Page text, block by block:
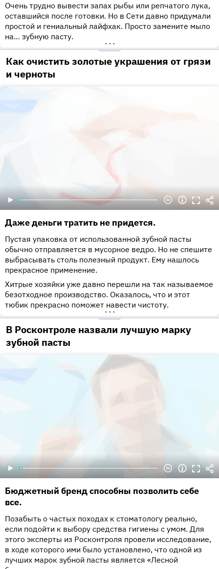
Очень трудно вывести запах рыбы или репчатого лука,
оставшийся после готовки. Но в Сети давно придумали
простой и гениальный лайфхак. Просто замените мыло
на… зубную пасту.
•••
Как очистить золотые украшения от грязи
и черноты
Даже деньги тратить не придется.
Пустая упаковка от использованной зубной пасты
обычно отправляется в мусорное ведро. Но не спешите
выбрасывать столь полезный продукт. Ему нашлось
прекрасное применение.
Хитрые хозяйки уже давно перешли на так называемое
безотходное производство. Оказалось, что и этот
тюбик прекрасно поможет навести чистоту.
•••
В Росконтроле назвали лучшую марку
зубной пасты
Бюджетный бренд способны позволить себе
все.
Позабыть о частых походах к стоматологу реально,
если подойти к выбору средства гигиены с умом. Для
этого эксперты из Росконтроля провели исследование,
в ходе которого ими было установлено, что одной из
лучших марок зубной пасты является «Лесной